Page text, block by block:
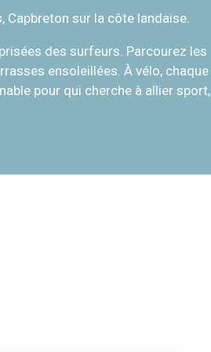
Capbreton sur la côte landaise.
des surfeurs. Parcourez les
ensoleillées. À vélo, chaque
pour qui cherche à allier sport,